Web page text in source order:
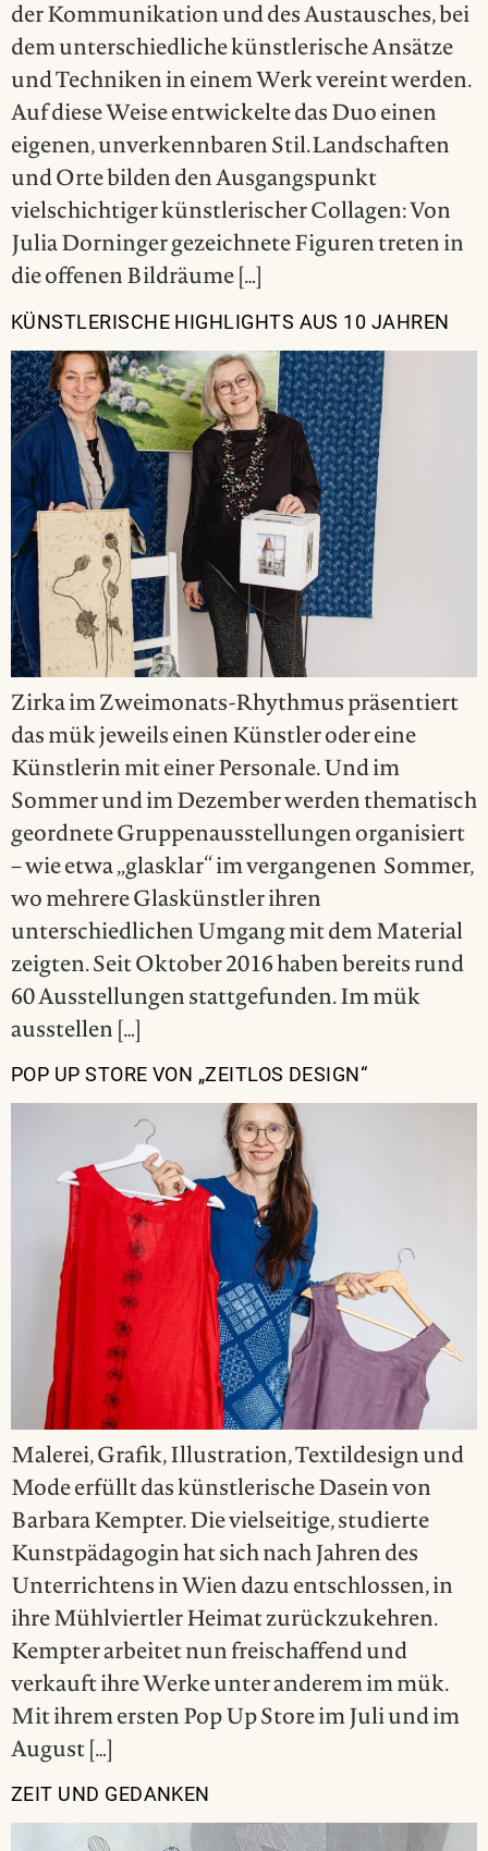
der Kommunikation und des Austausches, bei
dem unterschiedliche künstlerische Ansätze
und Techniken in einem Werk vereint werden.
Auf diese Weise entwickelte das Duo einen
eigenen, unverkennbaren Stil.Landschaften
und Orte bilden den Ausgangspunkt
vielschichtiger künstlerischer Collagen: Von
Julia Dorninger gezeichnete Figuren treten in
die offenen Bildräume […]
KÜNSTLERISCHE HIGHLIGHTS AUS 10 JAHREN
Zirka im Zweimonats-Rhythmus präsentiert
das mük jeweils einen Künstler oder eine
Künstlerin mit einer Personale. Und im
Sommer und im Dezember werden thematisch
geordnete Gruppenausstellungen organisiert
– wie etwa „glasklar“ im vergangenen Sommer,
wo mehrere Glaskünstler ihren
unterschiedlichen Umgang mit dem Material
zeigten. Seit Oktober 2016 haben bereits rund
60 Ausstellungen stattgefunden. Im mük
ausstellen […]
POP UP STORE VON „ZEITLOS DESIGN“
Malerei, Grafik, Illustration, Textildesign und
Mode erfüllt das künstlerische Dasein von
Barbara Kempter. Die vielseitige, studierte
Kunstpädagogin hat sich nach Jahren des
Unterrichtens in Wien dazu entschlossen, in
ihre Mühlviertler Heimat zurückzukehren.
Kempter arbeitet nun freischaffend und
verkauft ihre Werke unter anderem im mük.
Mit ihrem ersten Pop Up Store im Juli und im
August […]
ZEIT UND GEDANKEN